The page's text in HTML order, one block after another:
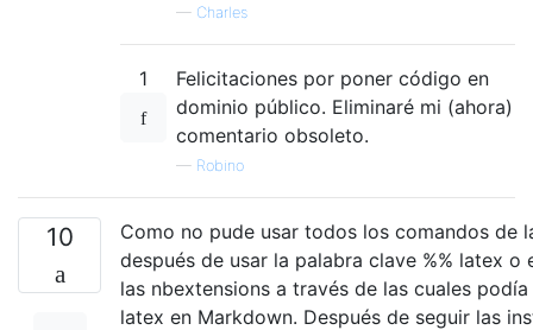
— Charles
1
Felicitaciones por poner código en
dominio público. Eliminaré mi (ahora)
comentario obsoleto.
— Robino
10
Como no pude usar todos los comandos de
después de usar la palabra clave %% latex
las nbextensions a través de las cuales
latex en Markdown. Después de seguir las